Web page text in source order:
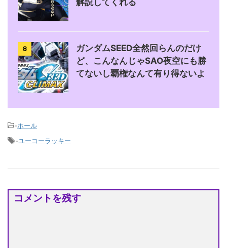
解説してくれる
8
ガンダムSEED全然回らんのだけ
ど、こんなんじゃSAO夜空にも勝
てないし覇権なんて有り得ないよ
-ホール
-ユーコーラッキー
コメントを残す